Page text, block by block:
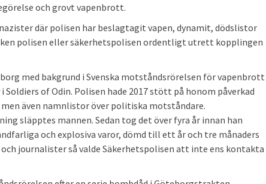
och grovt vapenbrott.
där polisen har beslagtagit vapen, dynamit, dödslistor
polisen eller säkerhetspolisen ordentligt utrett kopplingen
med bakgrund i Svenska motståndsrörelsen för vapenbrott
Soldiers of Odin. Polisen hade 2017 stött på honom påverkad
även namnlistor över politiska motståndare.
släpptes mannen. Sedan tog det över fyra år innan han
och explosiva varor, dömd till ett år och tre månaders
journalister så valde Säkerhetspolisen att inte ens kontakta